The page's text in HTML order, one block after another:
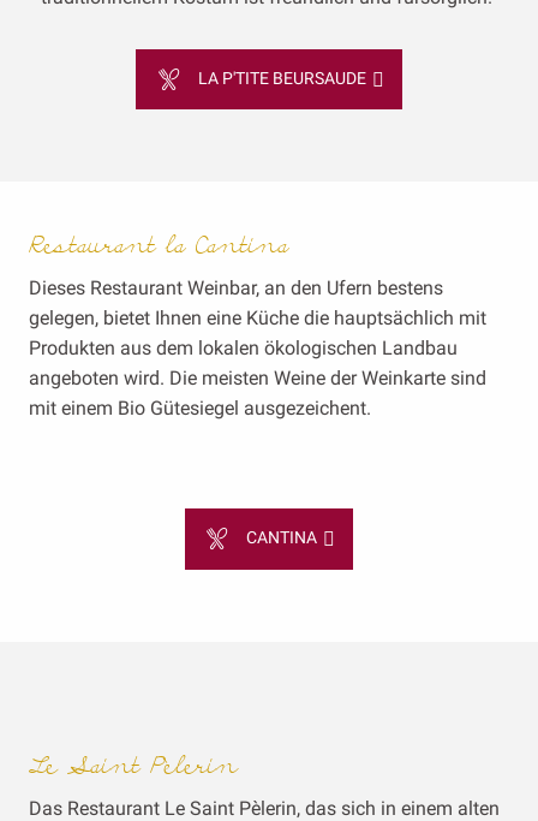
LA P'TITE BEURSAUDE
Restaurant la Cantina
Dieses Restaurant Weinbar, an den Ufern bestens
gelegen, bietet Ihnen eine Küche die hauptsächlich mit
Produkten aus dem lokalen ökologischen Landbau
angeboten wird. Die meisten Weine der Weinkarte sind
mit einem Bio Gütesiegel ausgezeichent.
CANTINA
Le Saint Pèlerin
Das Restaurant Le Saint Pèlerin, das sich in einem alten